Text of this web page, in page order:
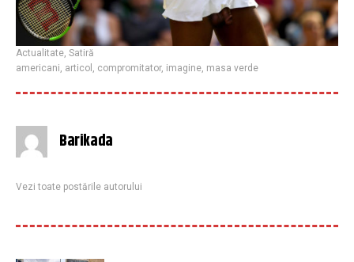
Actualitate, Satiră
americani, articol , compromitator, imagine, masa verde
Barikada
Vezi toate postările autorului